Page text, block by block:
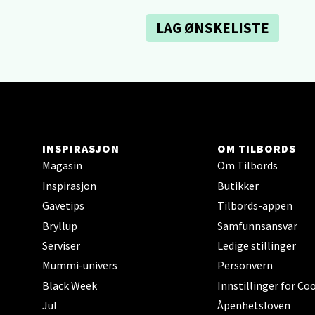
LAG ØNSKELISTE
INSPIRASJON
Magasin
Inspirasjon
Gavetips
Bryllup
Serviser
Mummi-univers
Black Week
Jul
OM TILBORDS
Om Tilbords
Butikker
Tilbords-appen
Samfunnsansvar
Ledige stillinger
Personvern
Innstillinger for
Åpenhetsloven
Åpent
Ski
Ski